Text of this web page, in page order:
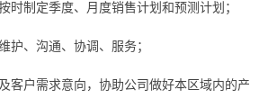
时制定季度、月度销售计划和预测计划；
护、沟通、协调、服务；
客户需求意向，协助公司做好本区域内的产